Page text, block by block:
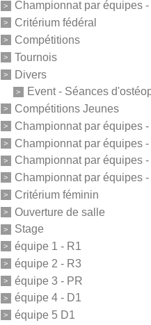
Championnat par équipes -
Critérium fédéral
Compétitions
Tournois
Divers
Event - Séances
Compétitions Jeunes
Championnat par équipes -
Championnat par équipes
Championnat par équipes
Championnat par équipes -
Critérium féminin
Ouverture de salle
Stage
équipe 1 - R1
équipe 2 - R3
équipe 3 - PR
équipe 4 - D1
équipe 5 D1